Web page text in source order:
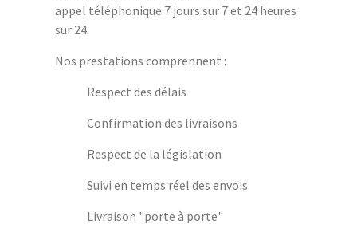
appel téléphonique 7 jours sur 7 et 24 heures
sur 24.
Nos prestations comprennent :
Respect des délais
Confirmation des livraisons
Respect de la législation
Suivi en temps réel des envois
Livraison "porte à porte"